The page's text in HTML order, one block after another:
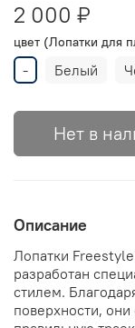
2 000 ₽
цвет (Лопатки для
- Белый
Нет в
Описание
Лопатки
разработан
стилем.
поверхности,